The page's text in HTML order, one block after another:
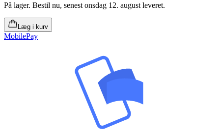
På lager. Bestil nu, senest onsdag 12. august leveret.
Læg i kurv
MobilePay